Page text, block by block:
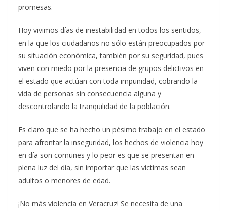
promesas.
Hoy vivimos días de inestabilidad en todos los sentidos,
en la que los ciudadanos no sólo están preocupados por
su situación económica, también por su seguridad, pues
viven con miedo por la presencia de grupos delictivos en
el estado que actúan con toda impunidad, cobrando la
vida de personas sin consecuencia alguna y
descontrolando la tranquilidad de la población.
Es claro que se ha hecho un pésimo trabajo en el estado
para afrontar la inseguridad, los hechos de violencia hoy
en día son comunes y lo peor es que se presentan en
plena luz del día, sin importar que las víctimas sean
adultos o menores de edad.
¡No más violencia en Veracruz! Se necesita de una